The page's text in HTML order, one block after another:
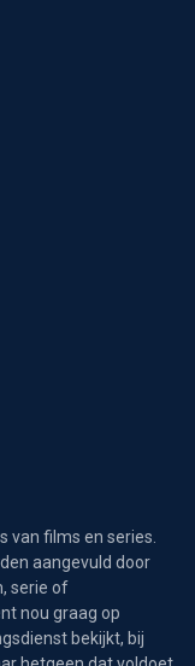
films en series.
aangevuld door
serie of
nou graag op
bekijkt, bij